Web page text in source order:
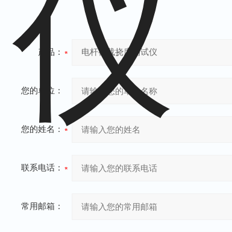
产品：
您的单位：
您的姓名：
联系电话：
常用邮箱：